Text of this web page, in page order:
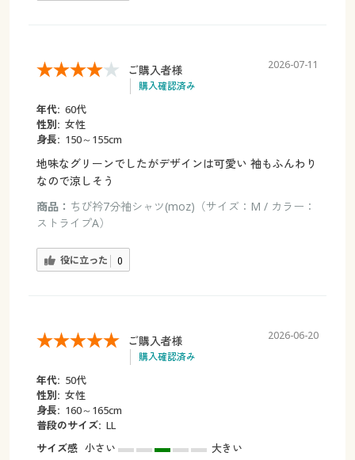
ご購入者様
購入確認済み
2026-07-11
年代: 60代
性別: 女性
身長: 150～155cm
地味なグリーンでしたがデザインは可愛い 袖もふんわり
なので涼しそう
商品： ちび衿7分袖シャツ(moz)（サイズ：M / カラー：
ストライプA）
役に立った 0
ご購入者様
購入確認済み
2026-06-20
年代: 50代
性別: 女性
身長: 160～165cm
普段のサイズ: LL
サイズ感 小さい
大きい